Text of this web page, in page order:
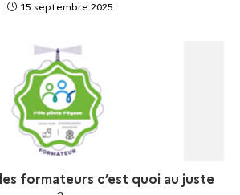
15 septembre 2025
formateurs c’est quoi au juste